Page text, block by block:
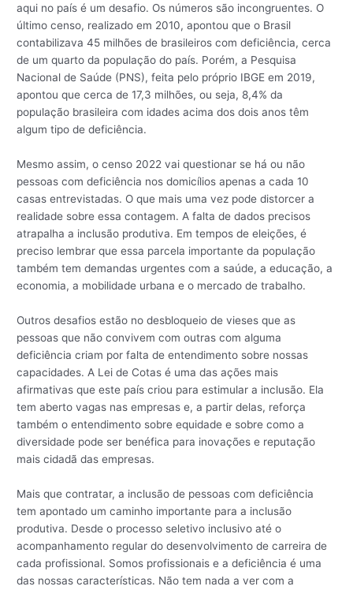
aqui no país é um desafio. Os números são incongruentes. O
último censo, realizado em 2010, apontou que o Brasil
contabilizava 45 milhões de brasileiros com deficiência, cerca
de um quarto da população do país. Porém, a Pesquisa
Nacional de Saúde (PNS), feita pelo próprio IBGE em 2019,
apontou que cerca de 17,3 milhões, ou seja, 8,4% da
população brasileira com idades acima dos dois anos têm
algum tipo de deficiência.
Mesmo assim, o censo 2022 vai questionar se há ou não
pessoas com deficiência nos domicílios apenas a cada 10
casas entrevistadas. O que mais uma vez pode distorcer a
realidade sobre essa contagem. A falta de dados precisos
atrapalha a inclusão produtiva. Em tempos de eleições, é
preciso lembrar que essa parcela importante da população
também tem demandas urgentes com a saúde, a educação, a
economia, a mobilidade urbana e o mercado de trabalho.
Outros desafios estão no desbloqueio de vieses que as
pessoas que não convivem com outras com alguma
deficiência criam por falta de entendimento sobre nossas
capacidades. A Lei de Cotas é uma das ações mais
afirmativas que este país criou para estimular a inclusão. Ela
tem aberto vagas nas empresas e, a partir delas, reforça
também o entendimento sobre equidade e sobre como a
diversidade pode ser benéfica para inovações e reputação
mais cidadã das empresas.
Mais que contratar, a inclusão de pessoas com deficiência
tem apontado um caminho importante para a inclusão
produtiva. Desde o processo seletivo inclusivo até o
acompanhamento regular do desenvolvimento de carreira de
cada profissional. Somos profissionais e a deficiência é uma
das nossas características. Não tem nada a ver com a